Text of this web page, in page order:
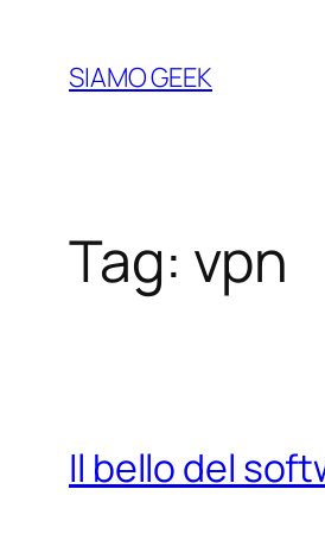
contenuto
SIAMO GEEK
Tag: vpn
Il bello del